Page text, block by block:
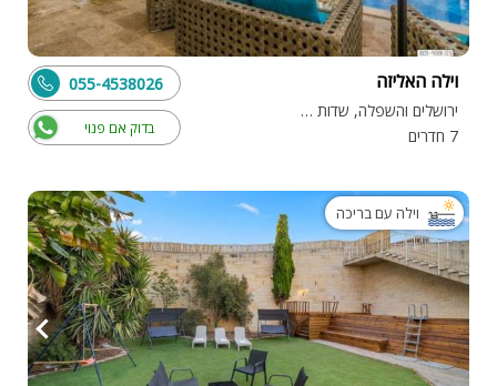
וילה האליזה
ירושלים והשפלה, שדות מיכה
7 חדרים
בדוק אם פנוי
055-4538026
וילה עם בריכה